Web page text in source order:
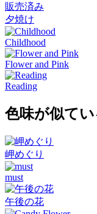
販売済み
夕焼け
Childhood
Flower and Pink
Reading
色味が似て
岬めぐり
must
午後の花